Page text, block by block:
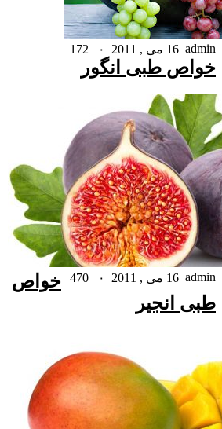
admin 16 می , 2011 ۰ 172
خواص طبی انگور
admin 16 می , 2011 ۰ 470
خواص
طبی انجیر